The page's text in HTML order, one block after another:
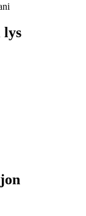
lys